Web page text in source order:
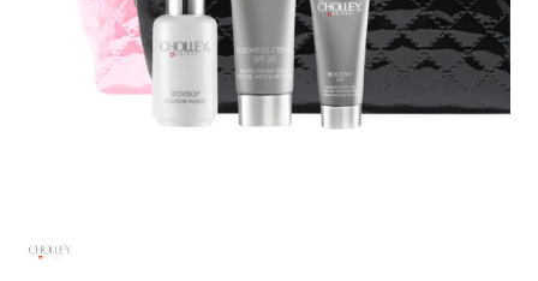
MERK SITES